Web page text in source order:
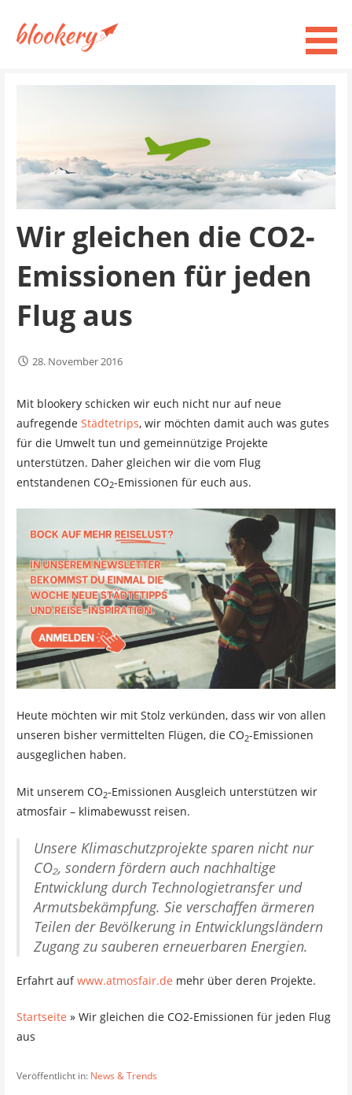
Inhalt
springen
Wir gleichen die CO2-
Emissionen für jeden
Flug aus
28. November 2016
Mit blookery schicken wir euch nicht nur auf neue
aufregende Städtetrips, wir möchten damit auch was gutes
für die Umwelt tun und gemeinnützige Projekte
unterstützen. Daher gleichen wir die vom Flug
entstandenen CO2-Emissionen für euch aus.
Heute möchten wir mit Stolz verkünden, dass wir von allen
unseren bisher vermittelten Flügen, die CO2-Emissionen
ausgeglichen haben.
Mit unserem CO2-Emissionen Ausgleich unterstützen wir
atmosfair – klimabewusst reisen.
Unsere Klimaschutzprojekte sparen nicht nur
CO₂, sondern fördern auch nachhaltige
Entwicklung durch Technologietransfer und
Armutsbekämpfung. Sie verschaffen ärmeren
Teilen der Bevölkerung in Entwicklungsländern
Zugang zu sauberen erneuerbaren Energien.
Erfahrt aufwww.atmosfair.de mehr über deren Projekte.
Startseite » Wir gleichen die CO2-Emissionen für jeden Flug
aus
Veröffentlicht in: News & Trends